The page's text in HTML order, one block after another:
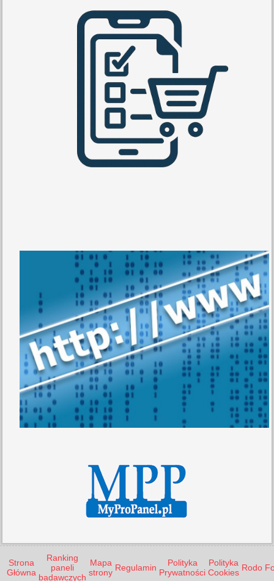
Strona
Główna
Ranking
paneli
badawczych
Mapa
strony Regulamin
Polityka
Prywatności
Polityka
Cookies Rodo